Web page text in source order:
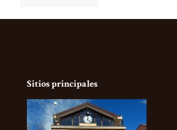
Sitios principales